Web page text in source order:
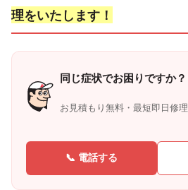
理をいたします！
同じ症状でお困りですか？
お見積もり無料・最短即日修理
📞 電話する